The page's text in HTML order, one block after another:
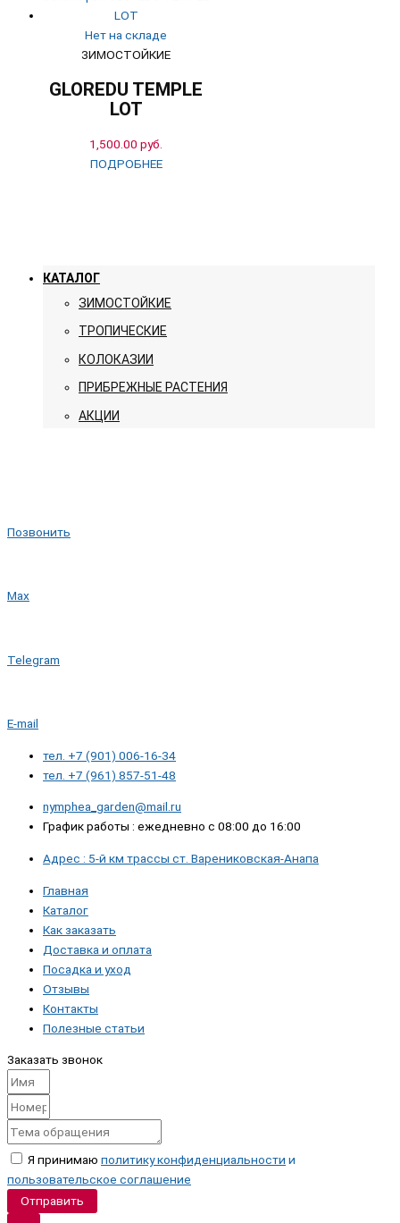
КАТАЛОГ
ЗИМОСТОЙКИЕ
ТРОПИЧЕСКИЕ
КОЛОКАЗИИ
ПРИБРЕЖНЫЕ РАСТЕНИЯ
АКЦИИ
Нет на складе
ЗИМОСТОЙКИЕ
GLOREDU TEMPLE
LOT
1,500.00 руб.
ПОДРОБНЕЕ
Позвонить
Max
Telegram
E-mail
тел. +7 (901) 006-16-34
тел. +7 (961) 857-51-48
nymphea_garden@mail.ru
График работы : ежедневно с 08:00 до 16:00
Адрес : 5-й км трассы ст. Варениковская-Анапа
Главная
Каталог
Как заказать
Доставка и оплата
Посадка и уход
Отзывы
Контакты
Полезные статьи
Заказать звонок
Я принимаю политику конфиденциальности и
пользовательское соглашение
Отправить